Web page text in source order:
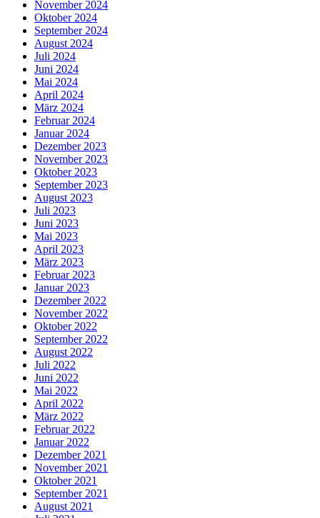
November 2024
Oktober 2024
September 2024
August 2024
Juli 2024
Juni 2024
Mai 2024
April 2024
März 2024
Februar 2024
Januar 2024
Dezember 2023
November 2023
Oktober 2023
September 2023
August 2023
Juli 2023
Juni 2023
Mai 2023
April 2023
März 2023
Februar 2023
Januar 2023
Dezember 2022
November 2022
Oktober 2022
September 2022
August 2022
Juli 2022
Juni 2022
Mai 2022
April 2022
März 2022
Februar 2022
Januar 2022
Dezember 2021
November 2021
Oktober 2021
September 2021
August 2021